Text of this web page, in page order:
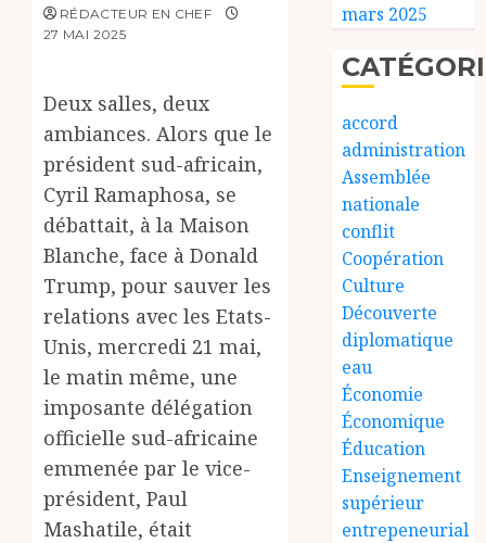
RÉDACTEUR EN CHEF
27 MAI 2025
Deux salles, deux
ambiances. Alors que le
président sud-africain,
Cyril Ramaphosa, se
débattait, à la Maison
Blanche, face à Donald
Trump, pour sauver les
relations avec les Etats-
Unis, mercredi 21 mai,
le matin même, une
imposante délégation
officielle sud-africaine
emmenée par le vice-
président, Paul
Mashatile, était
mars 2025
accord
administration
Assemblée
nationale
conflit
Coopération
Culture
Découverte
diplomatique
eau
Économie
Économique
Éducation
Enseignement
supérieur
entrepeneurial